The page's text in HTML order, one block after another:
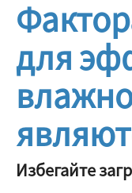
для
Избегайте